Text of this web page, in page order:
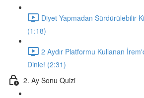
Diyet Yapmadan Sürdürülebilir
(1:18)
2 Aydır Platformu Kullanan
Dinle! (2:31)
2. Ay Sonu Quizi